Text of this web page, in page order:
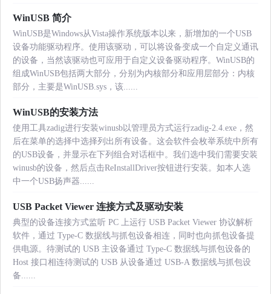
WinUSB 简介
WinUSB是Windows从Vista操作系统版本以来，新增加的一个USB
设备功能驱动程序。使用该驱动，可以将设备变成一个自定义通讯
的设备，当然该驱动也可应用于自定义设备驱动程序。WinUSB的
组成WinUSB包括两大部分，分别为内核部分和应用层部分：内核
部分，主要是WinUSB.sys，该......
WinUSB的安装方法
使用工具zadig进行安装winusb以管理员方式运行zadig-2.4.exe，然
后在菜单的选择中选择列出所有设备。这会软件会枚举系统中所有
的USB设备，并显示在下列组合对话框中。我们选中我们需要安装
winusb的设备，然后点击ReInstallDriver按钮进行安装。如本人选
中一个USB扬声器......
USB Packet Viewer 连接方式及驱动安装
典型的设备连接方式监听 PC 上运行 USB Packet Viewer 协议解析
软件，通过 Type-C 数据线与抓包设备相连，同时也向抓包设备提
供电源。待测试的 USB 主设备通过 Type-C 数据线与抓包设备的
Host 接口相连待测试的 USB 从设备通过 USB-A 数据线与抓包设
备......